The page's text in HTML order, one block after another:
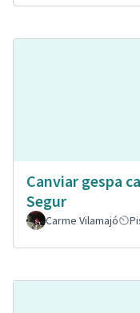
Canviar gespa
Segur
Carme Vilamajó